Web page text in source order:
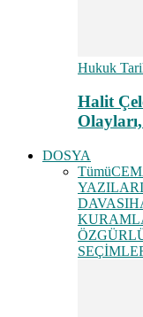
Hukuk
Halit
DOSYA
Tümü
YAZILARI
DAVASI